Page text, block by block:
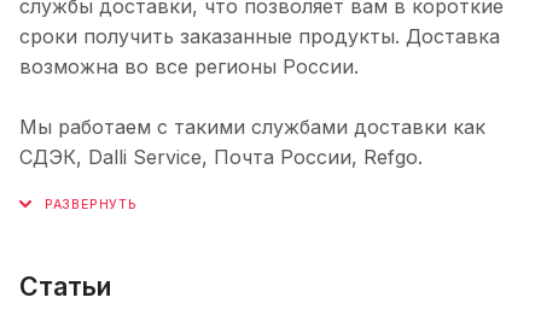
службы доставки, что позволяет вам в короткие
сроки получить заказанные продукты. Доставка
возможна во все регионы России.
Мы работаем с такими службами доставки как
СДЭК, Dalli Service, Почта России, Refgo.
Статьи